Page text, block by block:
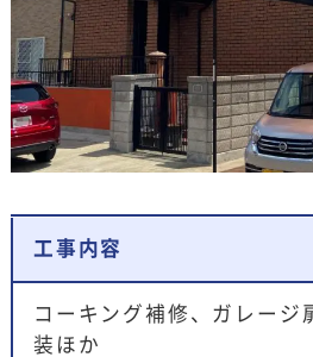
工事内容
コーキング補修、ガレージ
装ほか